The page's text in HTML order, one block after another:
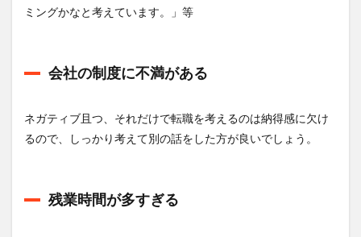
ミングかなと考えています。」等
会社の制度に不満がある
ネガティブ且つ、それだけで転職を考えるのは納得感に欠け
るので、しっかり考えて別の話をした方が良いでしょう。
残業時間が多すぎる